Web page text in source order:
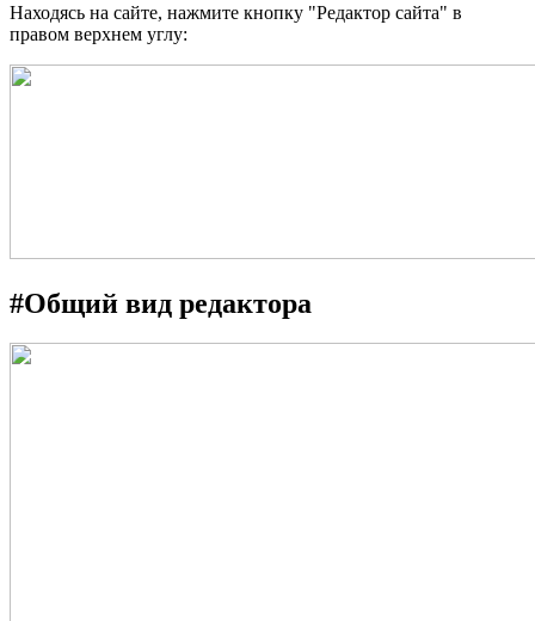
Находясь на сайте, нажмите кнопку "Редактор сайта" в
правом верхнем углу:
#Общий вид редактора